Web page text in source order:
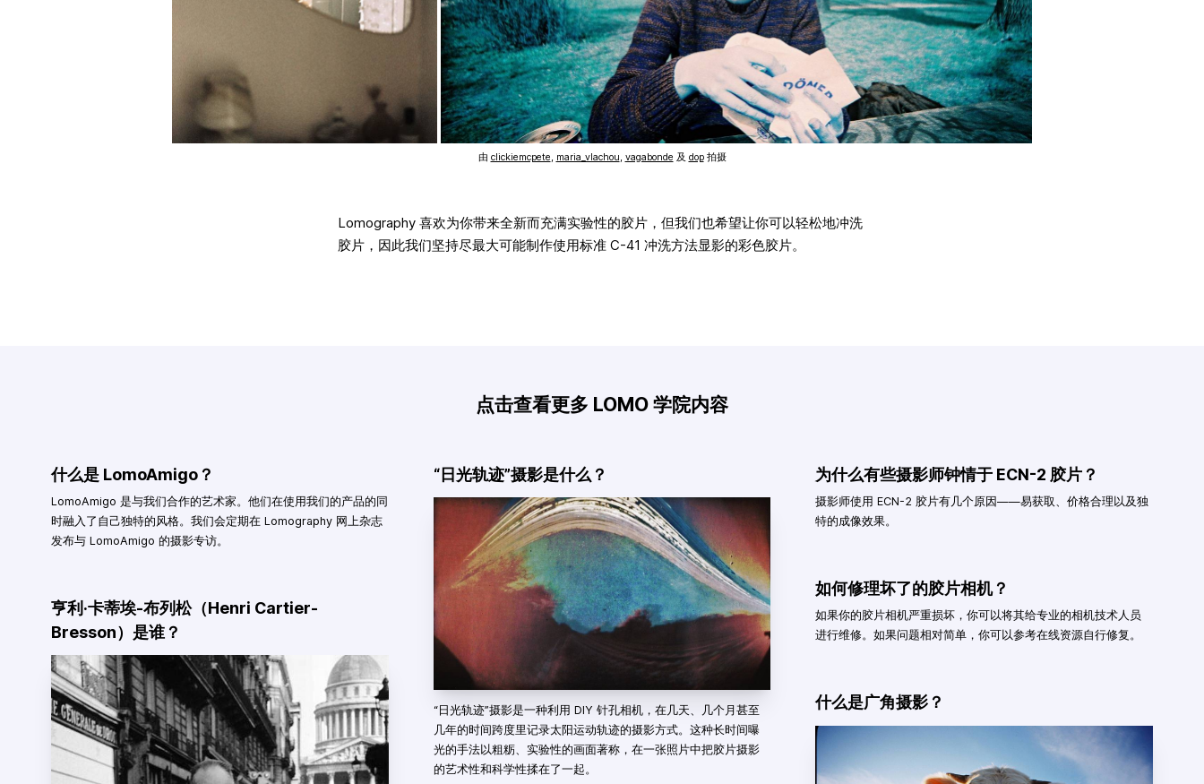
由 clickiemcpete, maria_vlachou, vagabonde 及 dop拍摄
Lomography 喜欢为你带来全新而充满实验性的胶片，但我们也希望让你可以轻松地冲洗
胶片，因此我们坚持尽最大可能制作使用标准 C-41 冲洗方法显影的彩色胶片。
点击查看更多 LOMO 学院内容
什么是 LomoAmigo？
LomoAmigo 是与我们合作的艺术家。他们在使用我们的产品的同
时融入了自己独特的风格。我们会定期在 Lomography 网上杂志
发布与 LomoAmigo 的摄影专访。
“日光轨迹”摄影是什么？
“日光轨迹”摄影是一种利用 DIY 针孔相机，在几天、几个月甚至
几年的时间跨度里记录太阳运动轨迹的摄影方式。这种长时间曝
光的手法以粗粝、实验性的画面著称，在一张照片中把胶片摄影
的艺术性和科学性揉在了一起。
为什么有些摄影师钟情于 ECN-2 胶片？
摄影师使用 ECN-2 胶片有几个原因——易获取、价格合理以及独
特的成像效果。
如何修理坏了的胶片相机？
如果你的胶片相机严重损坏，你可以将其给专业的相机技术人员
进行维修。如果问题相对简单，你可以参考在线资源自行修复。
亨利·卡蒂埃-布列松（Henri Cartier-
Bresson）是谁？
什么是广角摄影？